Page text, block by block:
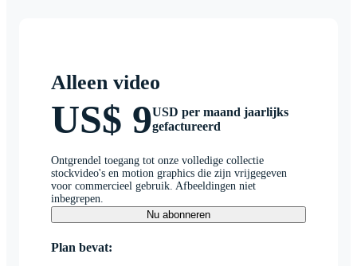
Alleen video
US$ 9USD per maand jaarlijks
gefactureerd
Ontgrendel toegang tot onze volledige collectie
stockvideo's en motion graphics die zijn vrijgegeven
voor commercieel gebruik. Afbeeldingen niet
inbegrepen.
Nu abonneren
Plan bevat: